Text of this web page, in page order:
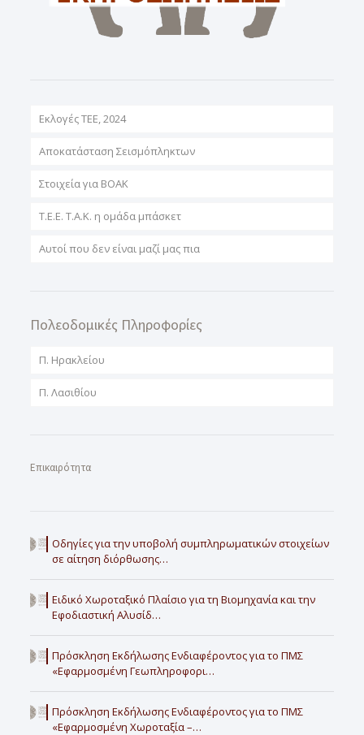
Εκλογές ΤΕΕ, 2024
Αποκατάσταση Σεισμόπληκτων
Στοιχεία για ΒΟΑΚ
T.E.E. T.A.K. η ομάδα μπάσκετ
Αυτοί που δεν είναι μαζί μας πια
Πολεοδομικές Πληροφορίες
Π. Ηρακλείου
Π. Λασιθίου
Επικαιρότητα
Οδηγίες για την υποβολή συμπληρωματικών στοιχείων
σε αίτηση διόρθωσης…
Ειδικό Χωροταξικό Πλαίσιο για τη Βιομηχανία και την
Εφοδιαστική Αλυσίδ…
Πρόσκληση Εκδήλωσης Ενδιαφέροντος για το ΠΜΣ
«Εφαρμοσμένη Γεωπληροφορι…
Πρόσκληση Εκδήλωσης Ενδιαφέροντος για το ΠΜΣ
«Εφαρμοσμένη Χωροταξία –…